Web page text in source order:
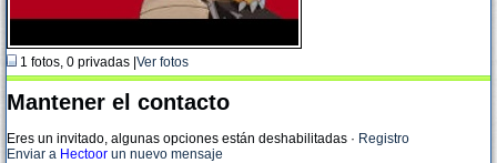
1 fotos, 0 privadas | Ver fotos
Mantener el contacto
Eres un invitado, algunas opciones están deshabilitadas · Registro
Enviar a Hectoor un nuevo mensaje